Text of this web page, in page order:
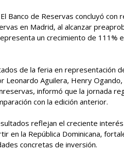
Banco de Reservas concluyó
en Madrid, al alcanzar
un crecimiento de 111%
de la feria en representación
Leonardo Aguilera, Henry
informó que la jornada
con la edición anterior.
reflejan el creciente
en la República Dominicana,
concretas de inversión.